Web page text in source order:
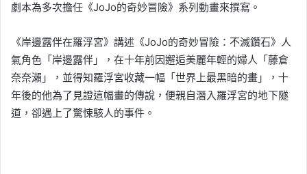
劇本為多次擔任《JoJo的奇妙冒險》系列動畫來撰寫。
《岸邊露伴在羅浮宮》講述《JoJo的奇妙冒險：不滅鑽石》人
氣角色「岸邊露伴」，在十年前因邂逅美麗年輕的婦人「藤倉
奈奈瀨」，並得知羅浮宮收藏一幅「世界上最黑暗的畫」，十
年後的他為了見證這幅畫的傳說，便親自潛入羅浮宮的地下隧
道，卻遇上了驚悚駭人的事件。